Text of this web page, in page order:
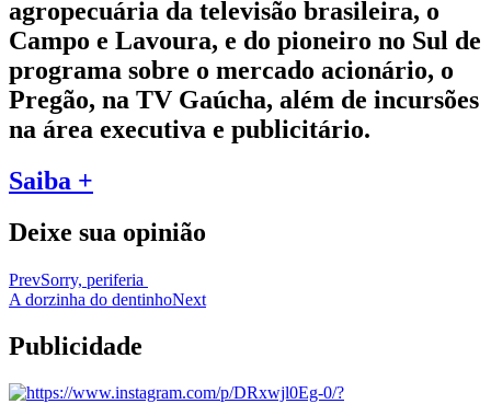
agropecuária da televisão brasileira, o
Campo e Lavoura, e do pioneiro no Sul de
programa sobre o mercado acionário, o
Pregão, na TV Gaúcha, além de incursões
na área executiva e publicitário.
Saiba +
Deixe sua opinião
PrevSorry, periferia
A dorzinha do dentinhoNext
Publicidade